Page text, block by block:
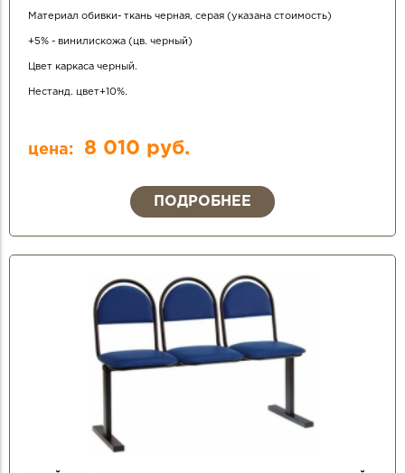
Материал обивки- ткань черная, серая (указана стоимость)
+5% - винилискожа (цв. черный)
Цвет каркаса черный.
Нестанд. цвет+10%.
цена: 8 010 руб.
ПОДРОБНЕЕ